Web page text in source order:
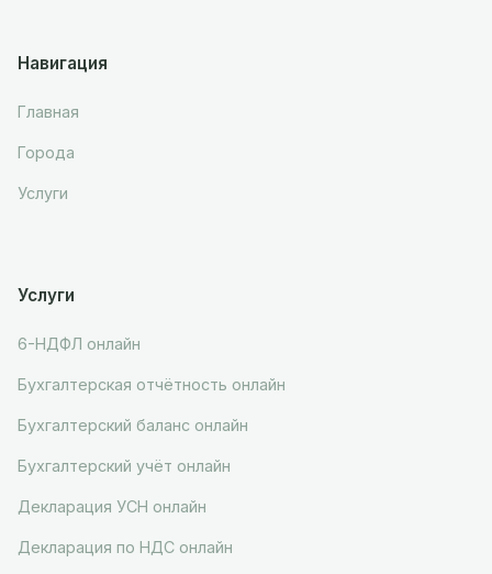
Навигация
Главная
Города
Услуги
Услуги
6-НДФЛ онлайн
Бухгалтерская отчётность онлайн
Бухгалтерский баланс онлайн
Бухгалтерский учёт онлайн
Декларация УСН онлайн
Декларация по НДС онлайн